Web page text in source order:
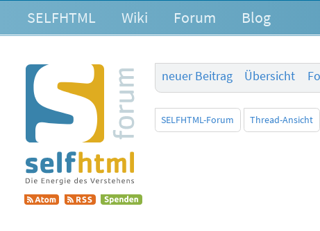
SELFHTML Wiki Forum Blog
neuer Beitrag
Übersicht
SELFHTML-Forum Thread-Ansicht